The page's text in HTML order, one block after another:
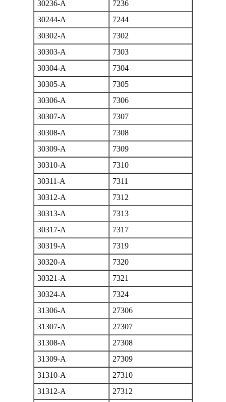
30236-A
7236
30244-A
7244
30302-A
7302
30303-A
7303
30304-A
7304
30305-A
7305
30306-A
7306
30307-A
7307
30308-A
7308
30309-A
7309
30310-A
7310
30311-A
7311
30312-A
7312
30313-A
7313
30317-A
7317
30319-A
7319
30320-A
7320
30321-A
7321
30324-A
7324
31306-A
27306
31307-A
27307
31308-A
27308
31309-A
27309
31310-A
27310
31312-A
27312